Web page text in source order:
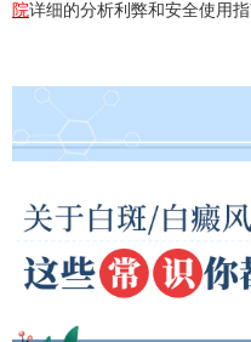
院详细的分析利弊和安全使用指